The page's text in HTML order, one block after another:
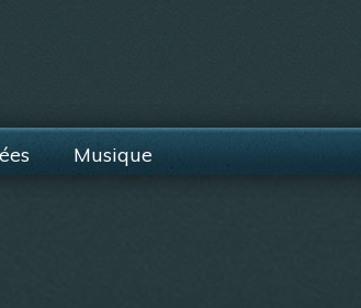
Musique